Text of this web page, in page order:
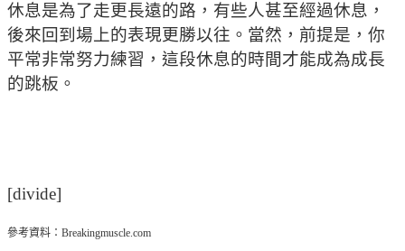
休息是為了走更長遠的路，有些人甚至經過休息，
後來回到場上的表現更勝以往。當然，前提是，你
平常非常努力練習，這段休息的時間才能成為成長
的跳板。
[divide]
參考資料：Breakingmuscle.com